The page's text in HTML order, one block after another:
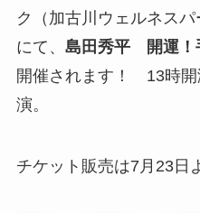
ク（加古川ウェルネス
にて、 島田秀平 開運！
開催されます！ 13時開
演。
チケット販売は7月23日